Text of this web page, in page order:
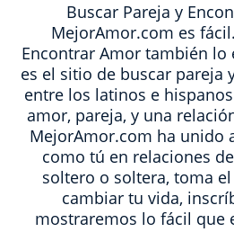
Buscar Pareja y
MejorAmor.com es
Encontrar Amor también lo
es el sitio de buscar pareja
entre los latinos e
amor, pareja, y una
MejorAmor.com ha unido
como tú en relaciones
soltero o soltera, toma
cambiar tu vida,
mostraremos lo fácil que